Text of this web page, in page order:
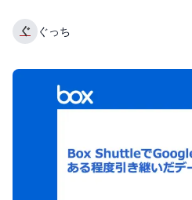
ぐ ぐっち